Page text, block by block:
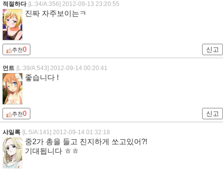
적절하다 [L:34/A:356] 2012-09-13 23:20:55
진짜 자주보이는ㅋ
추천0 신고
언트 [L:39/A:543] 2012-09-14 00:20:41
좋습니다 !
추천0 신고
샤일록 [L:5/A:141] 2012-09-14 01:32:18
중2가 총을 들고 진지하게 쏘고있어?!
기대됩니다 ㅎㅎ